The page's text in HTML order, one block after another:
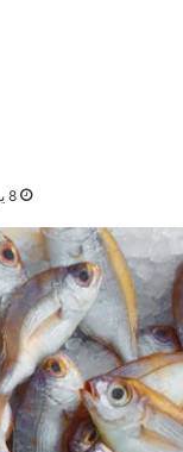
8 يونيو، 2025